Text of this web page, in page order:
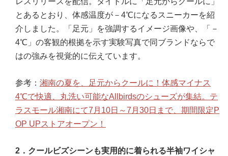
とあるとおり、体感温度が－4℃になるスニーカーを紹
介しました。「足元」を強調するイメージ画像や、「－
4℃」の客観的根拠を示す実験写真で同ブランドならで
はの強みを視覚的に伝えています。
参考： 湘南の夏を、足元からクールに！体感マイナス
4℃で快適、丸洗い可能なAllbirdsのシューズが集結。テ
ラスモール湘南にて7月10日～7月30日まで、期間限定P
OP UPストアオープン！
2．クールビズシーンも実用的に着られる半袖ワイシャ